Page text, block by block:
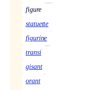
figure
statuette
figurine
transi
gisant
orant